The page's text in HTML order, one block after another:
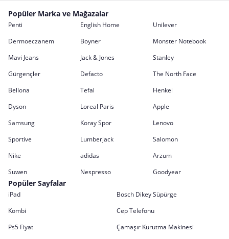
Popüler Marka ve Mağazalar
Penti English Home
Unilever
Dermoeczanem
Boyner
Monster Notebook
Mavi Jeans
Jack & Jones
Stanley
Gürgençler
Defacto
The North Face
Bellona
Tefal
Henkel
Dyson
Loreal Paris
Apple
Samsung
Koray Spor
Lenovo
Sportive
Lumberjack
Salomon
Nike
adidas
Arzum
Suwen
Nespresso Goodyear
Popüler Sayfalar
iPad
Bosch Dikey Süpürge
Kombi
Cep Telefonu
Ps5 Fiyat
Çamaşır Kurutma Makinesi